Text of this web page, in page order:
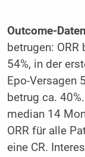
Outcome-
betrugen:
54%, in der
Epo-Versagen
betrug ca.
median 14
ORR für alle
eine CR.